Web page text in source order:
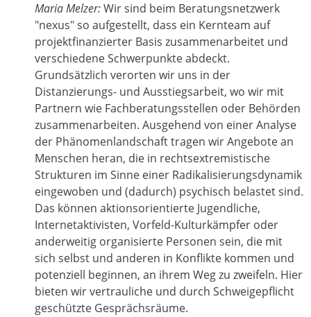
Maria Melzer:Wir sind beim Beratungsnetzwerk
"nexus" so aufgestellt, dass ein Kernteam auf
projektfinanzierter Basis zusammenarbeitet und
verschiedene Schwerpunkte abdeckt.
Grundsätzlich verorten wir uns in der
Distanzierungs- und Ausstiegsarbeit, wo wir mit
Partnern wie Fachberatungsstellen oder Behörden
zusammenarbeiten. Ausgehend von einer Analyse
der Phänomenlandschaft tragen wir Angebote an
Menschen heran, die in rechtsextremistische
Strukturen im Sinne einer Radikalisierungsdynamik
eingewoben und (dadurch) psychisch belastet sind.
Das können aktionsorientierte Jugendliche,
Internetaktivisten, Vorfeld-Kulturkämpfer oder
anderweitig organisierte Personen sein, die mit
sich selbst und anderen in Konflikte kommen und
potenziell beginnen, an ihrem Weg zu zweifeln. Hier
bieten wir vertrauliche und durch Schweigepflicht
geschützte Gesprächsräume.